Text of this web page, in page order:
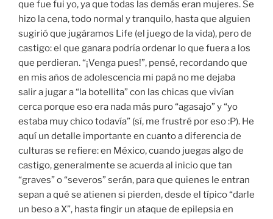
que fue fui yo, ya que todas las demás eran mujeres. Se
hizo la cena, todo normal y tranquilo, hasta que alguien
sugirió que jugáramos Life (el juego de la vida), pero de
castigo: el que ganara podría ordenar lo que fuera a los
que perdieran. “¡Venga pues!”, pensé, recordando que
en mis años de adolescencia mi papá no me dejaba
salir a jugar a “la botellita” con las chicas que vivían
cerca porque eso era nada más puro “agasajo” y “yo
estaba muy chico todavía” (sí, me frustré por eso :P). He
aquí un detalle importante en cuanto a diferencia de
culturas se refiere: en México, cuando juegas algo de
castigo, generalmente se acuerda al inicio que tan
“graves” o “severos” serán, para que quienes le entran
sepan a qué se atienen si pierden, desde el típico “darle
un beso a X”, hasta fingir un ataque de epilepsia en